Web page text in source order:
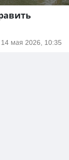
14 мая 2026, 10:35